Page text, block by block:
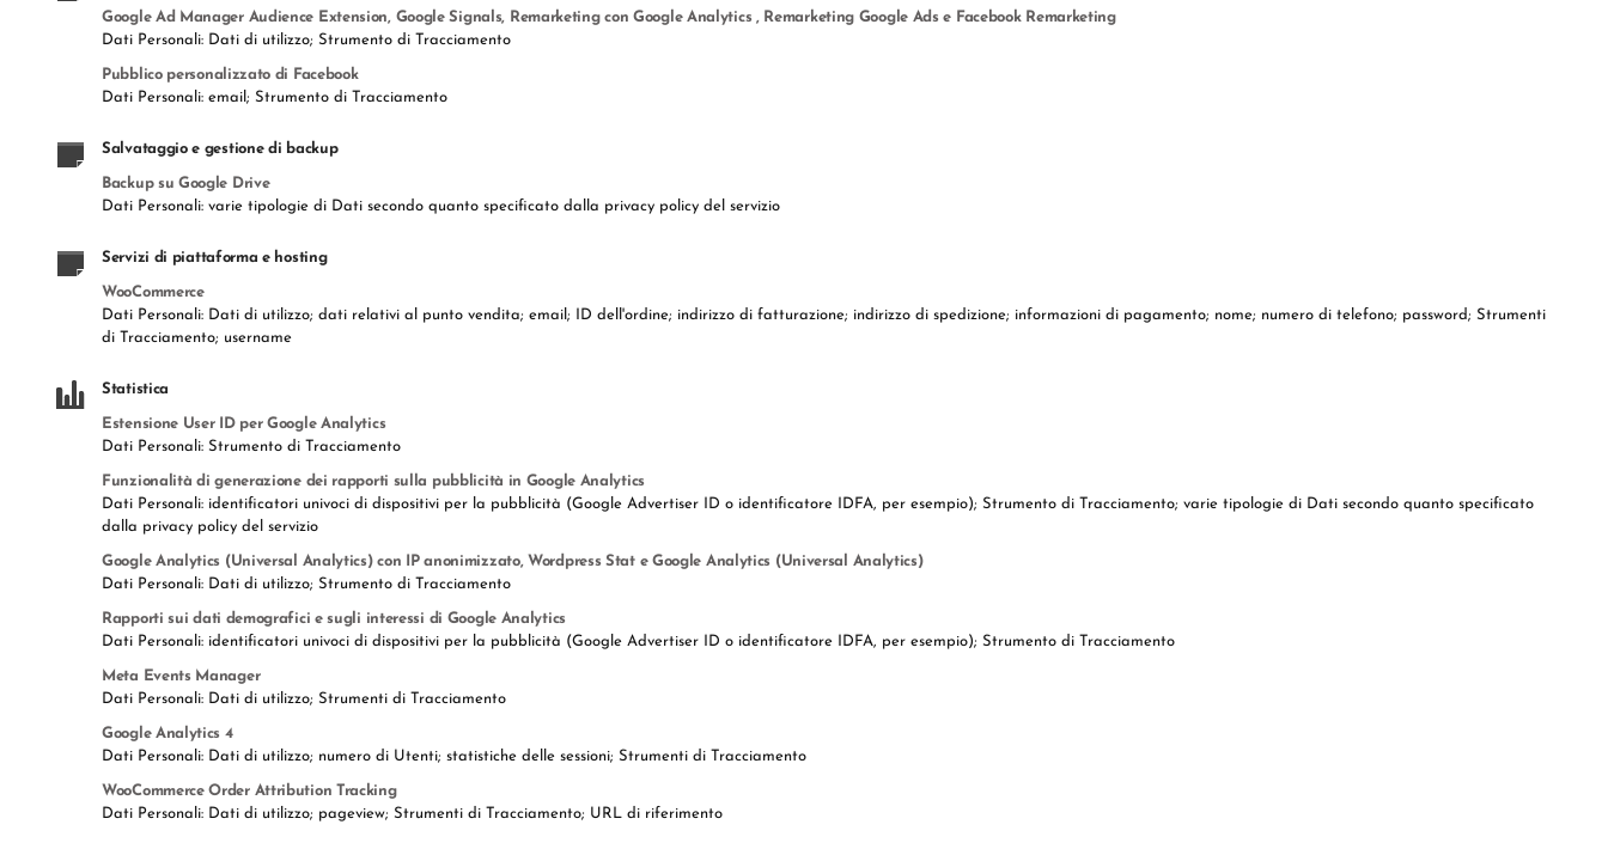
Google Ad Manager Audience Extension, Google Signals, Remarketing con Google Analytics , Remarketing Google Ads e Facebook Remarketing
Dati Personali: Dati di utilizzo; Strumento di Tracciamento
Pubblico personalizzato di Facebook
Dati Personali: email; Strumento di Tracciamento
Salvataggio e gestione di backup
Backup su Google Drive
Dati Personali: varie tipologie di Dati secondo quanto specificato dalla privacy policy del servizio
Servizi di piattaforma e hosting
WooCommerce
Dati Personali: Dati di utilizzo; dati relativi al punto vendita; email; ID dell'ordine; indirizzo di fatturazione; indirizzo di spedizione; informazioni di pagamento; nome; numero di telefono; password; Strumenti
di Tracciamento; username
Statistica
Estensione User ID per Google Analytics
Dati Personali: Strumento di Tracciamento
Funzionalità di generazione dei rapporti sulla pubblicità in Google Analytics
Dati Personali: identificatori univoci di dispositivi per la pubblicità (Google Advertiser ID o identificatore IDFA, per esempio); Strumento di Tracciamento; varie tipologie di Dati secondo quanto specificato
dalla privacy policy del servizio
Google Analytics (Universal Analytics) con IP anonimizzato, Wordpress Stat e Google Analytics (Universal Analytics)
Dati Personali: Dati di utilizzo; Strumento di Tracciamento
Rapporti sui dati demografici e sugli interessi di Google Analytics
Dati Personali: identificatori univoci di dispositivi per la pubblicità (Google Advertiser ID o identificatore IDFA, per esempio); Strumento di Tracciamento
Meta Events Manager
Dati Personali: Dati di utilizzo; Strumenti di Tracciamento
Google Analytics 4
Dati Personali: Dati di utilizzo; numero di Utenti; statistiche delle sessioni; Strumenti di Tracciamento
WooCommerce Order Attribution Tracking
Dati Personali: Dati di utilizzo; pageview; Strumenti di Tracciamento; URL di riferimento